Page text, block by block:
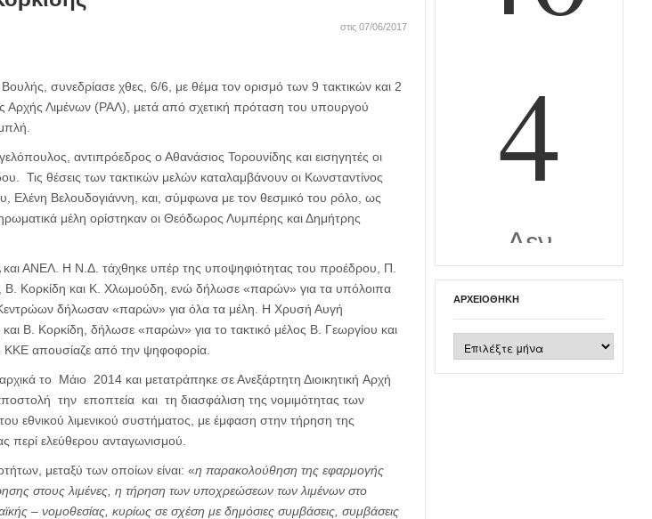
στις 07/06/2017
συνεδρίασε χθες, 6/6, με θέμα τον ορισμό των 9 τακτικών και 2
Αρχής Λιμένων (ΡΑΛ), μετά από σχετική πρόταση του υπουργού
αντιπρόεδρος ο Αθανάσιος Τορουνίδης και εισηγητές οι
Τις θέσεις των τακτικών μελών καταλαμβάνουν οι Κωνσταντίνος
Ελένη Βελουδογιάννη, και, σύμφωνα με τον θεσμικό του ρόλο, ως
μέλη ορίστηκαν οι Θεόδωρος Λυμπέρης και Δημήτρης
και ΑΝΕΛ. Η Ν.Δ. τάχθηκε υπέρ της υποψηφιότητας του προέδρου, Π.
Β. Κορκίδη και Κ. Χλωμούδη, ενώ δήλωσε «παρών» για τα υπόλοιπα
δήλωσαν «παρών» για όλα τα μέλη. Η Χρυσή Αυγή
Β. Κορκίδη, δήλωσε «παρών» για το τακτικό μέλος Β. Γεωργίου και
ΚΚΕ απουσίαζε από την ψηφοφορία.
το Μάιο 2014 και μετατράπηκε σε Ανεξάρτητη Διοικητική Αρχή
την εποπτεία και τη διασφάλιση της νομιμότητας των
εθνικού λιμενικού συστήματος, με έμφαση στην τήρηση της
περί ελεύθερου ανταγωνισμού.
μεταξύ των οποίων είναι: «η παρακολούθηση της εφαρμογής
στους λιμένες, η τήρηση των υποχρεώσεων των λιμένων στο
– νομοθεσίας, κυρίως σε σχέση με δημόσιες συμβάσεις, συμβάσεις
ΑΡΧΕΙΟΘΉΚΗ